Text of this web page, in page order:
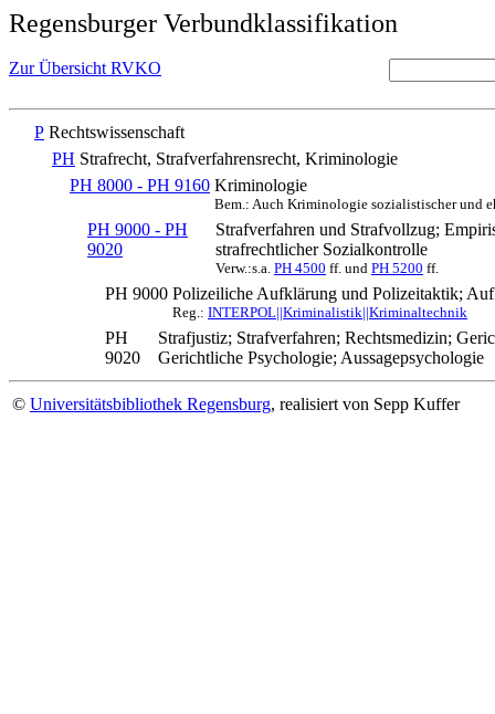
Regensburger Verbundklassifikation
Zur Übersicht RVKO
P Rechtswissenschaft
PH Strafrecht, Strafverfahrensrecht, Kriminologie
PH 8000 - PH 9160 Kriminologie
Bem.: Auch Kriminologie sozialistischer und
PH 9000 - PH
9020
Strafverfahren und Strafvollzug;
strafrechtlicher Sozialkontrolle
Verw.:s.a. PH 4500 ff. und PH 5200 ff.
PH 9000 Polizeiliche Aufklärung und Polizeitaktik;
Reg.: INTERPOL||Kriminalistik||Kriminaltechnik
PH
9020
Strafjustiz; Strafverfahren; Rechtsmedizin;
Gerichtliche Psychologie; Aussagepsychologie
© Universitätsbibliothek Regensburg, realisiert von Sepp Kuffer